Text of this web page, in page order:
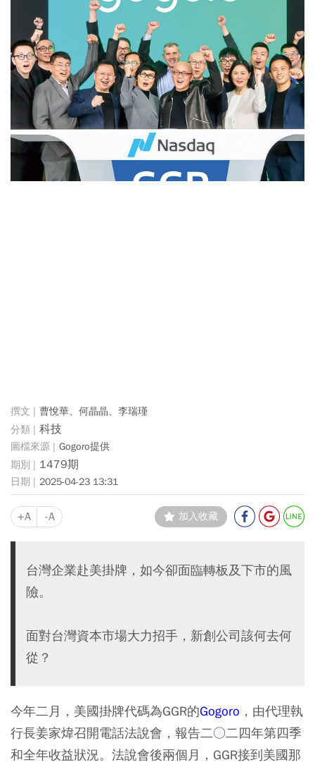
曹悅華、何晶晶、李瑞瑾
科技
Gogoro提供
1479期
2025-04-23 13:31
+A -A 加入收藏
台灣企業赴美掛牌，如今卻面臨轉板及下市的風
險。
面對台灣資本市場大力招手，新創公司該何去何
從？
今年二月，美國掛牌代碼為GGR的Gogoro ，由代理執
行長姜家煒召開電話法說會，報告二○二四年第四季
和全年收益狀況。法說會後兩個月，GGR接到美國那